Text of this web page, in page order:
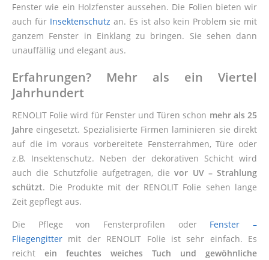
Fenster wie ein Holzfenster aussehen. Die Folien bieten wir
auch für Insektenschutz an. Es ist also kein Problem sie mit
ganzem Fenster in Einklang zu bringen. Sie sehen dann
unauffällig und elegant aus.
Erfahrungen? Mehr als ein Viertel
Jahrhundert
RENOLIT Folie wird für Fenster und Türen schon mehr als 25
Jahre eingesetzt. Spezialisierte Firmen laminieren sie direkt
auf die im voraus vorbereitete Fensterrahmen, Türe oder
z.B. Insektenschutz. Neben der dekorativen Schicht wird
auch die Schutzfolie aufgetragen, dievor UV – Strahlung
schützt. Die Produkte mit der RENOLIT Folie sehen lange
Zeit gepflegt aus.
Die Pflege von Fensterprofilen oder Fenster –
Fliegengitter mit der RENOLIT Folie ist sehr einfach. Es
reicht ein feuchtes weiches Tuch und gewöhnliche